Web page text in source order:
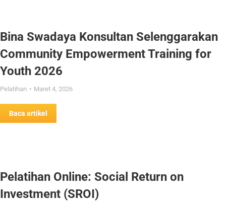
Bina Swadaya Konsultan Selenggarakan
Community Empowerment Training for
Youth 2026
Pelatihan Maret 4, 2026
Baca artikel
Pelatihan Online: Social Return on
Investment (SROI)